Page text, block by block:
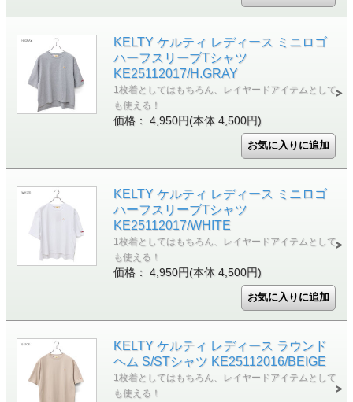
KELTY ケルティ レディース ミニロゴ
ハーフスリーブTシャツ
KE25112017/H.GRAY
1枚着としてはもちろん、レイヤードアイテムとして
も使える！
価格： 4,950円(本体 4,500円)
KELTY ケルティ レディース ミニロゴ
ハーフスリーブTシャツ
KE25112017/WHITE
1枚着としてはもちろん、レイヤードアイテムとして
も使える！
価格： 4,950円(本体 4,500円)
KELTY ケルティ レディース ラウンド
ヘム S/STシャツ KE25112016/BEIGE
1枚着としてはもちろん、レイヤードアイテムとして
も使える！